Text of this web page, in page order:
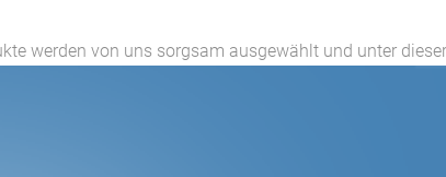
werden von uns sorgsam ausgewählt und unter